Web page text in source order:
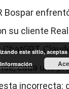
Bospar
su cliente
cada uno
incorrecta:
este sitio,